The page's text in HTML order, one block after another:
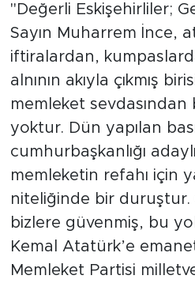
"Değerli Eskişehirliler;
Sayın Muharrem İnce,
iftiralardan,
alnının akıyla çıkmış
memleket sevdasından
yoktur. Dün yapılan
cumhurbaşkanlığı
memleketin refahı için
niteliğinde bir duruştur.
bizlere güvenmiş, bu
Kemal Atatürk’e
Memleket Partisi